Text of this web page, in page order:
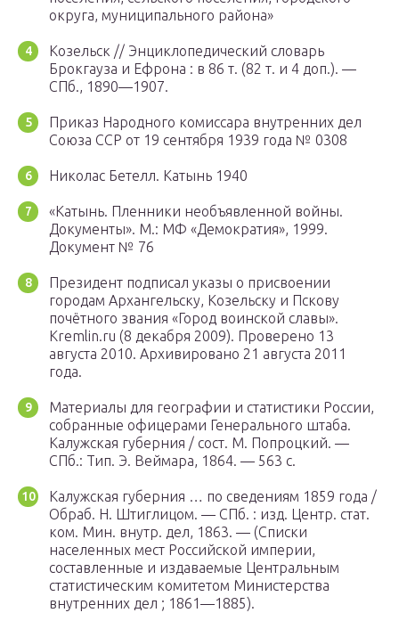
округа, муниципального района»
Козельск // Энциклопедический словарь
Брокгауза и Ефрона : в 86 т. (82 т. и 4 доп.). —
СПб., 1890—1907.
Приказ Народного комиссара внутренних дел
Союза ССР от 19 сентября 1939 года № 0308
Николас Бетелл. Катынь 1940
«Катынь. Пленники необъявленной войны.
Документы». М.: МФ «Демократия», 1999.
Документ № 76
Президент подписал указы о присвоении
городам Архангельску, Козельску и Пскову
почётного звания «Город воинской славы».
Kremlin.ru (8 декабря 2009). Проверено 13
августа 2010. Архивировано 21 августа 2011
года.
Материалы для географии и статистики России,
собранные офицерами Генерального штаба.
Калужская губерния / сост. М. Попроцкий. —
СПб.: Тип. Э. Веймара, 1864. — 563 с.
Калужская губерния … по сведениям 1859 года /
Обраб. Н. Штиглицом. — СПб. : изд. Центр. стат.
ком. Мин. внутр. дел, 1863. — (Списки
населенных мест Российской империи,
составленные и издаваемые Центральным
статистическим комитетом Министерства
внутренних дел ; 1861—1885).